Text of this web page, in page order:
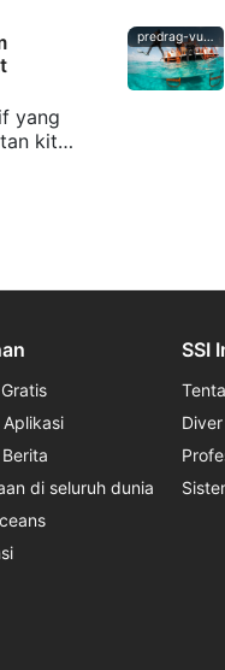
yang
kita
aksi
predrag-vuckovic
di seluruh dunia
SSI